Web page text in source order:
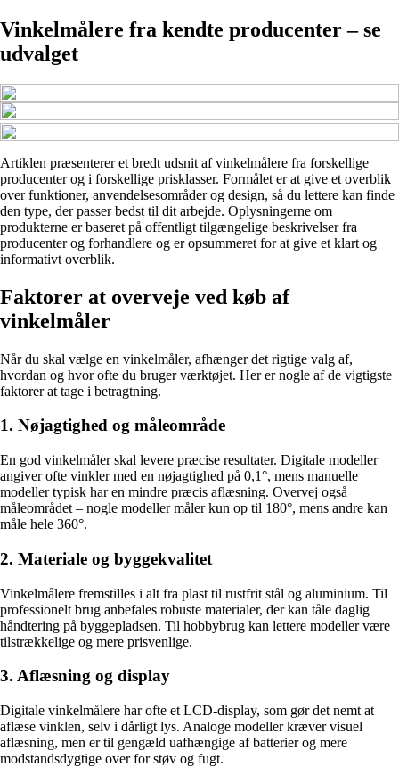
Vinkelmålere fra kendte producenter – se
udvalget
Artiklen præsenterer et bredt udsnit af vinkelmålere fra forskellige
producenter og i forskellige prisklasser. Formålet er at give et overblik
over funktioner, anvendelsesområder og design, så du lettere kan finde
den type, der passer bedst til dit arbejde. Oplysningerne om
produkterne er baseret på offentligt tilgængelige beskrivelser fra
producenter og forhandlere og er opsummeret for at give et klart og
informativt overblik.
Faktorer at overveje ved køb af
vinkelmåler
Når du skal vælge en vinkelmåler, afhænger det rigtige valg af,
hvordan og hvor ofte du bruger værktøjet. Her er nogle af de vigtigste
faktorer at tage i betragtning.
1. Nøjagtighed og måleområde
En god vinkelmåler skal levere præcise resultater. Digitale modeller
angiver ofte vinkler med en nøjagtighed på 0,1°, mens manuelle
modeller typisk har en mindre præcis aflæsning. Overvej også
måleområdet – nogle modeller måler kun op til 180°, mens andre kan
måle hele 360°.
2. Materiale og byggekvalitet
Vinkelmålere fremstilles i alt fra plast til rustfrit stål og aluminium. Til
professionelt brug anbefales robuste materialer, der kan tåle daglig
håndtering på byggepladsen. Til hobbybrug kan lettere modeller være
tilstrækkelige og mere prisvenlige.
3. Aflæsning og display
Digitale vinkelmålere har ofte et LCD-display, som gør det nemt at
aflæse vinklen, selv i dårligt lys. Analoge modeller kræver visuel
aflæsning, men er til gengæld uafhængige af batterier og mere
modstandsdygtige over for støv og fugt.